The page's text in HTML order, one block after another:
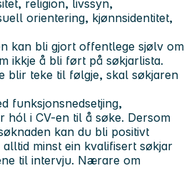
religion, livssyn,
orientering, kjønnsidentitet,
kan bli gjort offentlege sjølv om
ikkje å bli ført på søkjarlista.
blir teke til følgje, skal søkjaren
funksjonsnedsetjing,
hól i CV-en til å søke. Dersom
kan du bli positivt
minst ein kvalifisert søkjar
til intervju. Nærare om